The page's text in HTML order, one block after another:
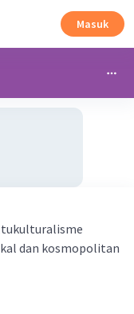
Masuk
dan kosmopolitan